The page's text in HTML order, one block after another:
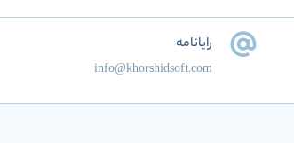
رایانامه
info@khorshidsoft.com